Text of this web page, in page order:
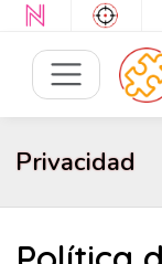
Privacidad